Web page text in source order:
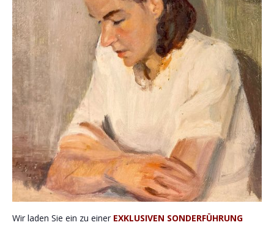
Wir laden Sie ein zu einer EXKLUSIVEN SONDERFÜHRUNG